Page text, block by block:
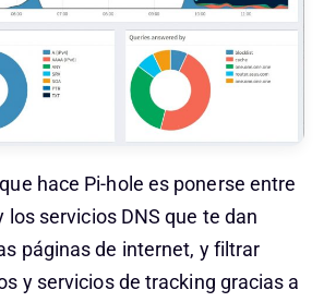
hace Pi-hole es ponerse entre
servicios DNS que te dan
páginas de internet, y filtrar
y servicios de tracking gracias a